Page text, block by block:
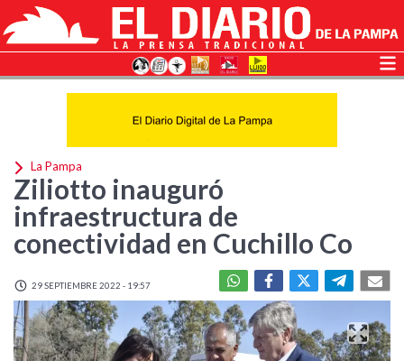
La Pampa
Ziliotto inauguró
infraestructura de
conectividad en Cuchillo Co
29 SEPTIEMBRE 2022 - 19:57